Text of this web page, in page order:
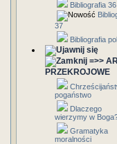
Bibliografia 36
37
Bibliografia
=>>
PRZEKROJOWE
pogaństwo
Dlaczego
wierzymy w
Gramatyka
moralności